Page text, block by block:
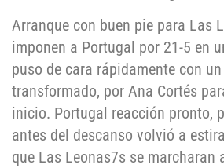
Arranque con buen pie para Las
imponen a Portugal por 21-5 en
puso de cara rápidamente con
transformado, por Ana Cortés
inicio. Portugal reacción pronto,
antes del descanso volvió a
que Las Leonas7s se marcharan